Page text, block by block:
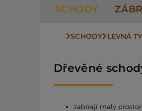
SCHODY
SCHODY LEVNÁ
Dřevěné
zabírají malý prostor